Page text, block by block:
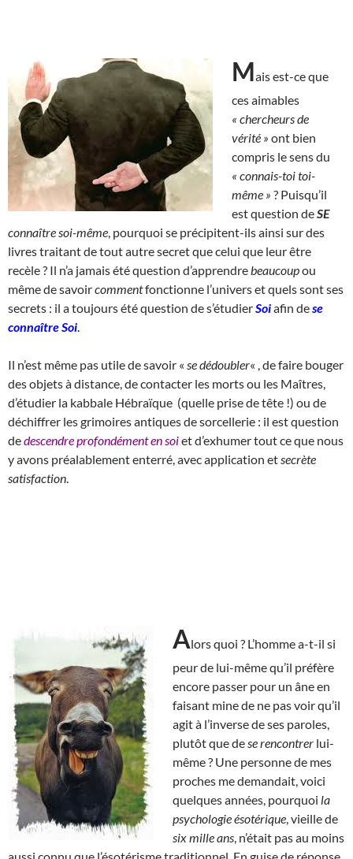
Mais est-ce que
ces aimables
« chercheurs de
vérité » ont bien
compris le sens du
« connais-toi toi-
même » ? Puisqu’il
est question deSE
connaître soi-même , pourquoi se précipitent-ils ainsi sur des
livres traitant de tout autre secret que celui que leur être
recèle ? Il n’a jamais été question d’apprendre beaucoupou
même de savoircommentfonctionne l’univers et quels sont ses
secrets : il a toujours été question de s’étudierSoiafin dese
connaître Soi
Il n’est même pas utile de savoir « se dédoubler« , de faire bouger
des objets à distance, de contacter les morts ou les Maîtres,
d’étudier la kabbale Hébraïque (quelle prise de tête !) ou de
déchiffrer les grimoires antiques de sorcellerie : il est question
dedescendre profondément en soiet d’exhumer tout ce que nous
y avons préalablement enterré, avec application et secrète
satisfaction
Alors quoi ? L’homme a-t-il si
peur de lui-même qu’il préfère
encore passer pour un âne en
faisant mine de ne pas voir qu’il
agit à l’inverse de ses paroles,
plutôt que de se rencontrer lui-
même ? Une personne de mes
proches me demandait, voici
quelques années, pourquoi la
psychologie ésotérique , vieille de
six mille ans , n’était pas au moins
aussi connu que l’ésotérisme traditionnel. En guise de réponse,